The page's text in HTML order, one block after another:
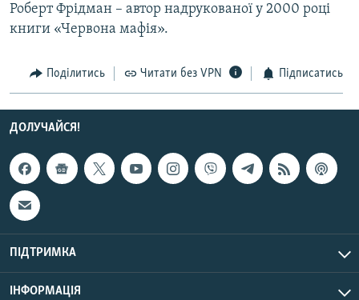
СПЕЦПРОЄКТИ
РУС
УКР
КТАТ
ДОЛУЧАЙСЯ!
Роберт Фрідман – автор надрукованої у 2000 році
книги «Червона мафія».
Поділитись Читати без VPN Підписатись
ДОЛУЧАЙСЯ!
ПІДТРИМКА
ІНФОРМАЦІЯ